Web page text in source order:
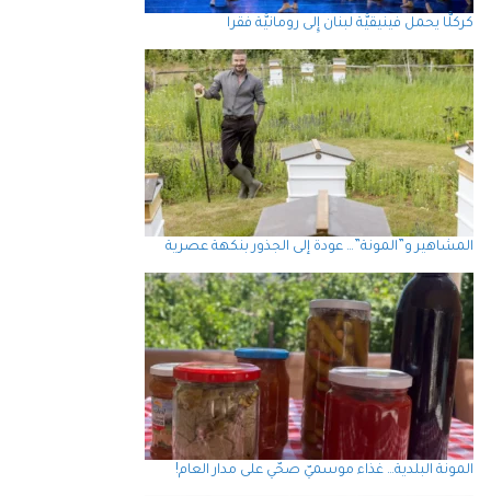
كركلَّا يحمل فينيقيَّة لبنان إِلى رومانيَّة فقرا
المشاهير و”المونة”… عودة إلى الجذور بنكهة عصرية
المونة البلدية… غذاء موسميّ صحّي على مدار العام!